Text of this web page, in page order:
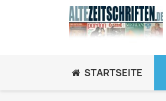
STARTSEITE